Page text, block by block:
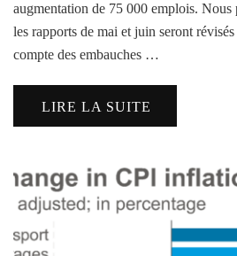
augmentation de 75 000 emplois. Nous
les rapports de mai et juin seront
compte des embauches …
LIRE LA SUITE